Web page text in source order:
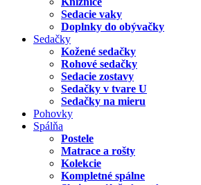
Sedacie vaky
Doplnky do obývačky
Sedačky
Kožené sedačky
Rohové sedačky
Sedacie zostavy
Sedačky v tvare U
Sedačky na mieru
Pohovky
Spálňa
Postele
Matrace a rošty
Kolekcie
Kompletné spálne